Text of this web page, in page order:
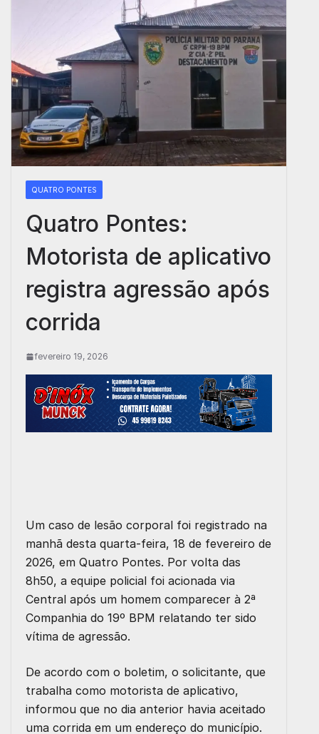
QUATRO PONTES
Quatro Pontes:
Motorista de aplicativo
registra agressão após
corrida
fevereiro 19, 2026
Um caso de lesão corporal foi registrado na
manhã desta quarta-feira, 18 de fevereiro de
2026, em Quatro Pontes. Por volta das
8h50, a equipe policial foi acionada via
Central após um homem comparecer à 2ª
Companhia do 19º BPM relatando ter sido
vítima de agressão.
De acordo com o boletim, o solicitante, que
trabalha como motorista de aplicativo,
informou que no dia anterior havia aceitado
uma corrida em um endereço do município.